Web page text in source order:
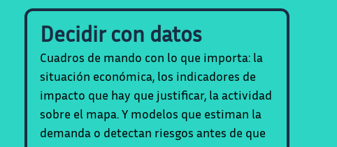
Decidir con datos
Cuadros de mando con lo que importa: la
situación económica, los indicadores de
impacto que hay que justificar, la actividad
sobre el mapa. Y modelos que estiman la
demanda o detectan riesgos antes de que